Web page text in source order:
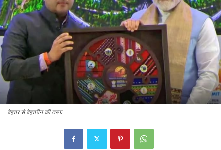
बेहतर से बेहतरीन की तरफ